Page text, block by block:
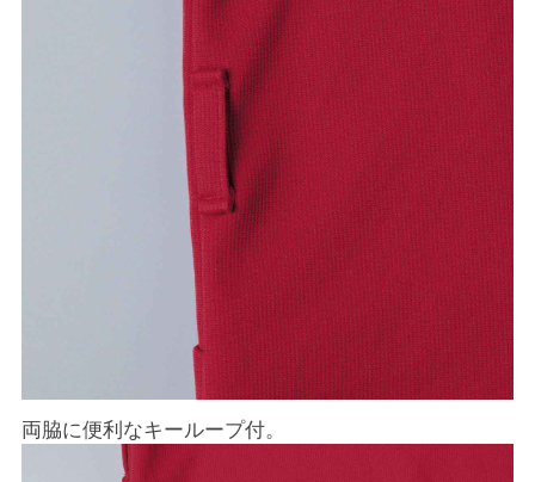
両脇に便利なキーループ付。